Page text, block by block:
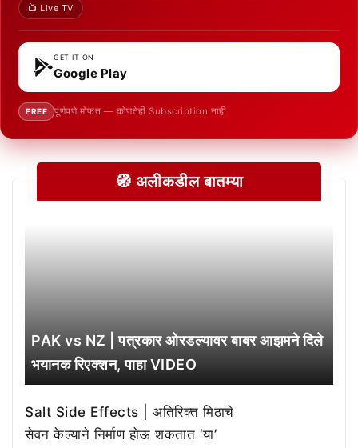
📺 Live TV
GET IT ON
Google Play
FREE पूर्णपणे मोफत — कोणतेही Subscription नाही
🧭 अलीकडील बातम्या
PAK vs NZ | पत्रकार ओरडल्यावर बाबर आझमने दिले
भयानक रिएक्शन, पाहा VIDEO
Salt Side Effects | अतिरिक्त मिठाचे
सेवन केल्याने निर्माण होऊ शकतात ‘या’